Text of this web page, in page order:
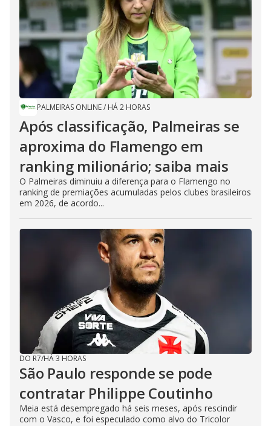
PALMEIRAS ONLINE/ HÁ 2 HORAS
Após classificação, Palmeiras se
aproxima do Flamengo em
ranking milionário; saiba mais
O Palmeiras diminuiu a diferença para o Flamengo no
ranking de premiações acumuladas pelos clubes brasileiros
em 2026, de acordo...
DO R7/HÁ 3 HORAS
São Paulo responde se pode
contratar Philippe Coutinho
Meia está desempregado há seis meses, após rescindir
com o Vasco, e foi especulado como alvo do Tricolor